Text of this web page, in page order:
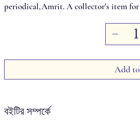
periodical,Amrit. A collector's item for
Add
বইটির সম্পর্কে